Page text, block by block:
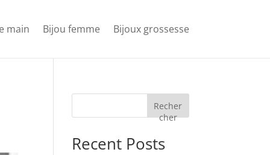
main Bijou femme Bijoux grossesse
Recher
cher
Recent Posts